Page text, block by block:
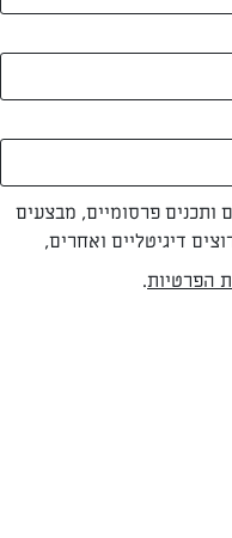
ותכנים פרסומיים, מבצעים
דיגיטליים ואחרים,
הפרטיות.